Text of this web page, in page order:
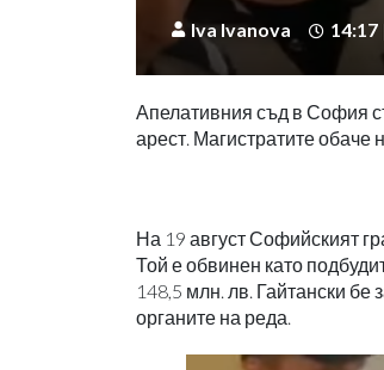
Iva Ivanova 14:17
Апелативния съд в София
арест. Магистратите обаче
На 19 август Софийският
Той е обвинен като
148,5 млн. лв. Гайтански бе
органите на реда.